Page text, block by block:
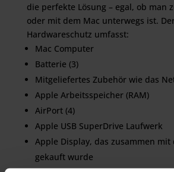
die perfekte Lösung – egal, ob man
oder mit dem Mac unterwegs ist.
Hardwareschutz umfasst:
Mac Computer
Batterie (3)
Mitgeliefertes Zubehör wie das
Apple Arbeitsspeicher (RAM)
AirPort (4)
Apple USB SuperDrive Laufwerk
Apple Display, das zusammen mit
gekauft wurde